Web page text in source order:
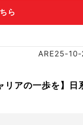
ら
ARE25-
リアの一歩を】日